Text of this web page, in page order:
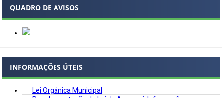
QUADRO DE AVISOS
INFORMAÇÕES ÚTEIS
Lei Orgânica Municipal